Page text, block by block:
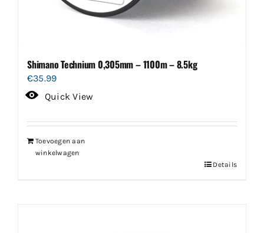
Shimano Technium 0,305mm – 1100m – 8.5kg
€35.99
Quick View
Toevoegen aan
winkelwagen
Details